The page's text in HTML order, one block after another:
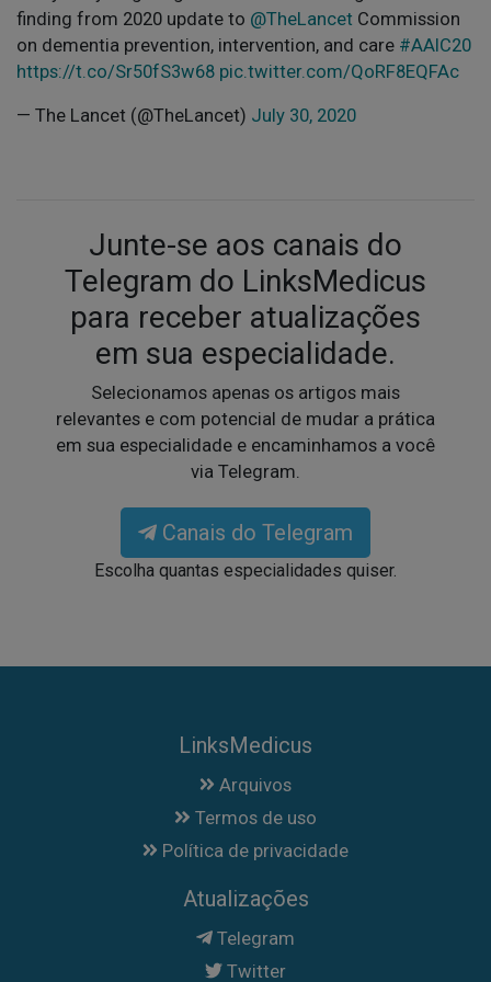
finding from 2020 update to @TheLancet Commission
on dementia prevention, intervention, and care #AAIC20
https://t.co/Sr50fS3w68 pic.twitter.com/QoRF8EQFAc
— The Lancet (@TheLancet) July 30, 2020
Junte-se aos canais do
Telegram do LinksMedicus
para receber atualizações
em sua especialidade.
Selecionamos apenas os artigos mais
relevantes e com potencial de mudar a prática
em sua especialidade e encaminhamos a você
via Telegram.
Canais do Telegram
Escolha quantas especialidades quiser.
LinksMedicus
Arquivos
Termos de uso
Política de privacidade
Atualizações
Telegram
Twitter